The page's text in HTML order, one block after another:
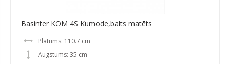
Basinter KOM 4S Kumode,balts matēts
Platums: 110.7 cm
Augstums: 35 cm